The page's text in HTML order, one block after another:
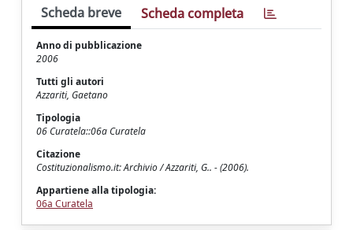
Scheda breve Scheda completa
Anno di pubblicazione
2006
Tutti gli autori
Azzariti, Gaetano
Tipologia
06 Curatela::06a Curatela
Citazione
Costituzionalismo.it: Archivio / Azzariti, G.. - (2006).
Appartiene alla tipologia:
06a Curatela